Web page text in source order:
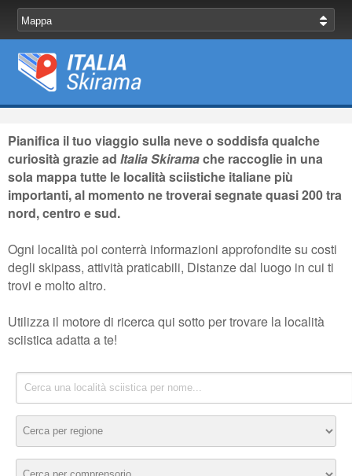
Pianifica il tuo viaggio sulla neve o soddisfa qualche
curiosità grazie ad Italia Skiramache raccoglie in una
sola mappa tutte le località sciistiche italiane più
importanti, al momento ne troverai segnate quasi 200 tra
nord, centro e sud.
Ogni località poi conterrà informazioni approfondite su costi
degli skipass, attività praticabili, Distanze dal luogo in cui ti
trovi e molto altro.
Utilizza il motore di ricerca qui sotto per trovare la località
sciistica adatta a te!